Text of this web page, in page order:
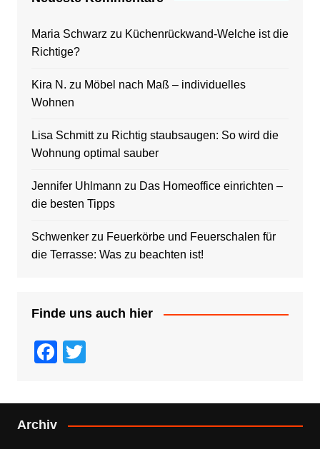
Maria Schwarz zu Küchenrückwand-Welche ist die
Richtige?
Kira N. zu Möbel nach Maß – individuelles
Wohnen
Lisa Schmittzu Richtig staubsaugen: So wird die
Wohnung optimal sauber
Jennifer Uhlmann zu Das Homeoffice einrichten –
die besten Tipps
Schwenkerzu Feuerkörbe und Feuerschalen für
die Terrasse: Was zu beachten ist!
Finde uns auch hier
F
c
e
tt
er
Archiv